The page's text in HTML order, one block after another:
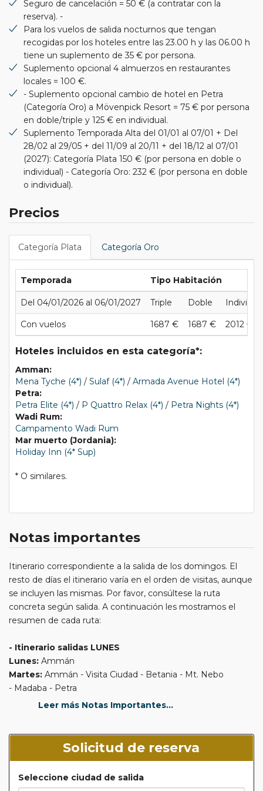
Seguro de cancelación = 50 € (a contratar con la
reserva). -
Para los vuelos de salida nocturnos que tengan
recogidas por los hoteles entre las 23.00 h y las 06.00 h
tiene un suplemento de 35 € por persona.
Suplemento opcional 4 almuerzos en restaurantes
locales = 100 €.
- Suplemento opcional cambio de hotel en Petra
(Categoría Oro) a Mövenpick Resort = 75 € por persona
en doble/triple y 125 € en individual.
Suplemento Temporada Alta del 01/01 al 07/01 + Del
28/02 al 29/05 + del 11/09 al 20/11 + del 18/12 al 07/01
(2027): Categoría Plata 150 € (por persona en doble o
individual) - Categoría Oro: 232 € (por persona en doble
o individual).
Precios
Categoría Plata Categoría Oro
Temporada Tipo Habitación
Del 04/01/2026 al 06/01/2027 Triple Doble
Con vuelos 1687 € 1687 € 2012 €
Hoteles incluidos en esta categoría*:
Amman:
Mena Tyche (4*) / Sulaf (4*) / Armada Avenue Hotel (4*)
Petra:
Petra Elite (4*) / P Quattro Relax (4*) / Petra Nights (4*)
Wadi Rum:
Campamento Wadi Rum
Mar muerto (Jordania):
Holiday Inn (4* Sup)
* O similares.
Notas importantes
Itinerario correspondiente a la salida de los domingos. El
resto de días el itinerario varía en el orden de visitas, aunque
se incluyen las mismas. Por favor, consúltese la ruta
concreta según salida. A continuación les mostramos el
resumen de cada ruta:
- Itinerario salidas LUNES
Lunes: Ammán
Martes: Ammán - Visita Ciudad - Betania - Mt. Nebo
- Madaba - Petra
Miércoles:Pequeña Petra -Petra
Mar Muerto - Jerash - Mar Muerto
Mar Muerto
Leer más Notas Importantes...
Solicitud de reserva
Seleccione ciudad de salida